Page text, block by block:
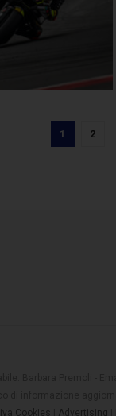
1 2
Cookies Advertising